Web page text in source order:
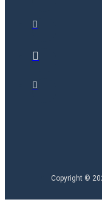
Copyright ©